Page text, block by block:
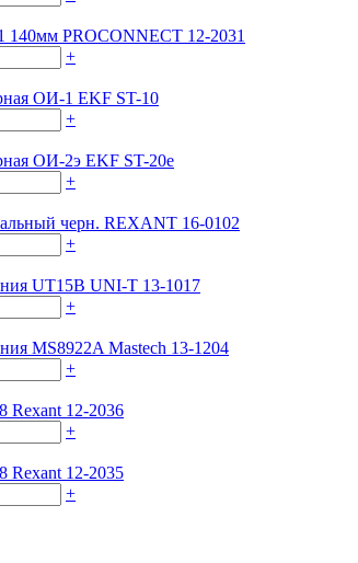
140мм PROCONNECT 12-2031
+
ОИ-1 EKF ST-10
+
ОИ-2э EKF ST-20e
+
черн. REXANT 16-0102
+
UT15B UNI-T 13-1017
+
MS8922A Mastech 13-1204
+
Rexant 12-2036
+
Rexant 12-2035
+